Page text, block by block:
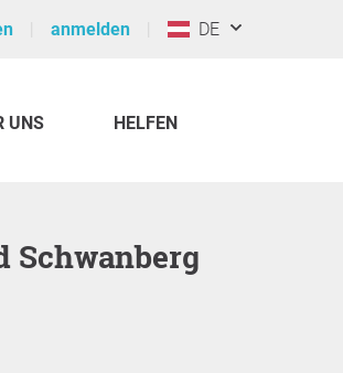
anmelden DE
UNS HELFEN
Schwanberg